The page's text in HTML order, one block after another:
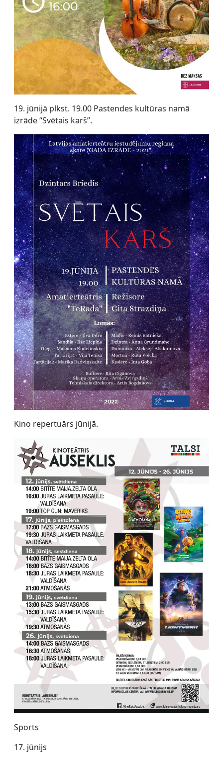
19. jūnijā plkst. 19.00 Pastendes kultūras namā
izrāde “Svētais karš”.
Kino repertuārs jūnijā.
Sports
17. jūnijs